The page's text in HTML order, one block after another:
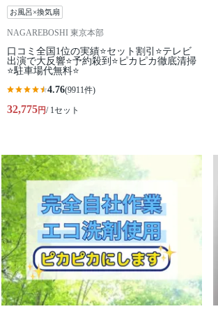
お風呂×換気扇
NAGAREBOSHI 東京本部
口コミ全国1位の実績⭐セット割引⭐テレビ
出演で大反響⭐予約殺到⭐ピカピカ徹底清掃
⭐駐車場代無料⭐
4.76(9911件)
32,775円/ 1セット